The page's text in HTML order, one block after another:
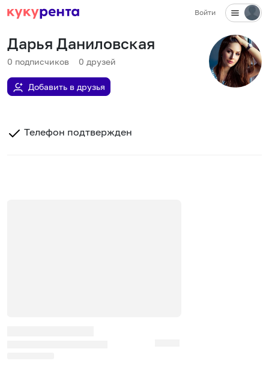
Войти
Дарья Даниловская
0 подписчиков 0 друзей
Добавить в друзья
Телефон подтвержден